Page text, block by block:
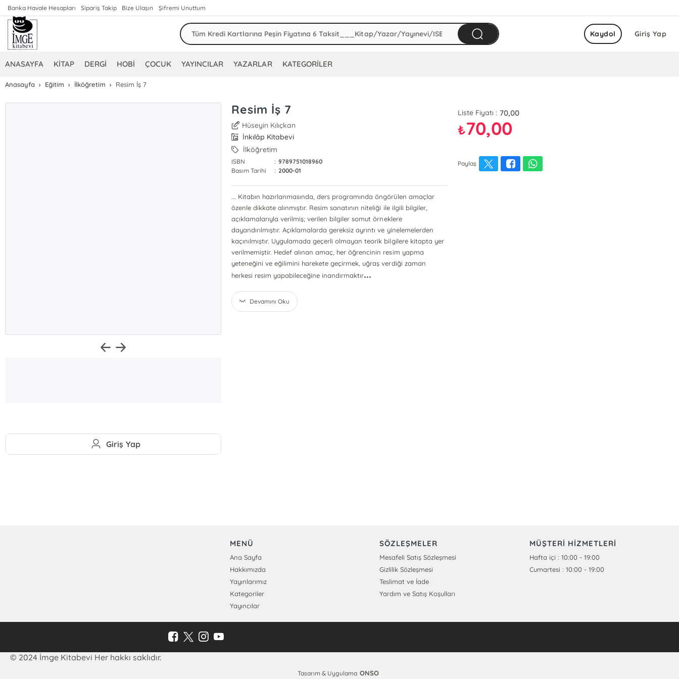
Banka Havale Hesapları Sipariş Takip Bize Ulaşın Şifremi Unuttum
Giriş Yap
Kaydol
ANASAYFA KİTAP DERGİ HOBİ ÇOCUK YAYINCILAR YAZARLAR KATEGORİLER
Anasayfa Eğitim İlköğretim Resim İş 7
Resim İş 7
Hüseyin Kılıçkan
İnkılâp Kitabevi
İlköğretim
ISBN : 9789751018960
Basım Tarihi
: 2000-01
... Kitabın hazırlanmasında, ders programında öngörülen amaçlar
özenle dikkate alınmıştır. Resim sanatının niteliği ile ilgili bilgiler,
açıklamalarıyla verilmiş; verilen bilgiler somut örneklere
dayandırılmıştır. Açıklamalarda gereksiz ayrıntı ve yinelemelerden
kaçınılmıştır. Uygulamada geçerli olmayan teorik bilgilere kitapta yer
verilmemiştir. Hedef alınan amaç, her öğrencinin resim yapma
yeteneğini ve eğilimini harekete geçirmek, uğraş verdiği zaman
herkesi resim yapabileceğine inandırmaktır...
Devamını Oku
Liste Fiyatı : 70,00
₺70,00
Paylaş
Giriş Yap
MENÜ
Ana Sayfa
Hakkımızda
Yayınlarımız
Kategoriler
Yayıncılar
SÖZLEŞMELER
Mesafeli Satış Sözleşmesi
Gizlilik Sözleşmesi
Teslimat ve İade
Yardım ve Satış Koşulları
MÜŞTERİ HİZMETLERİ
Hafta içi : 10:00 - 19:00
Cumartesi : 10:00 - 19:00
© 2024 İmge Kitabevi Her hakkı saklıdır.
Tasarım & Uygulama ONSO